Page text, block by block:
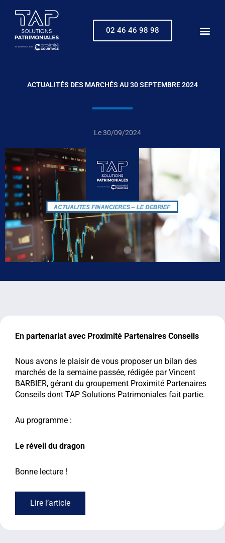
contenu
02 46 46 98 98
ACTUALITÉS DES MARCHÉS AU 30 SEPTEMBRE 2024
Le30/09/2024
En partenariat avec Proximité Partenaires Conseils
Nous avons le plaisir de vous proposer un bilan des
marchés de la semaine passée, rédigée par Vincent
BARBIER, gérant du groupement Proximité Partenaires
Conseils dont TAP Solutions Patrimoniales fait partie.
Au programme :
Le réveil du dragon
Bonne lecture !
Lire l’article